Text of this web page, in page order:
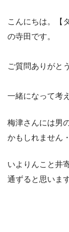
こんにちは。【
の寺田です。
ご質問ありがと
一緒になって考
梅津さんには男
かもしれません
いよりんこと井
通ずると思いま